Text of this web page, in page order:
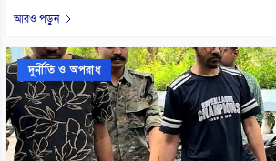
আরও পড়ুন
দুর্নীতি ও অপরাধ